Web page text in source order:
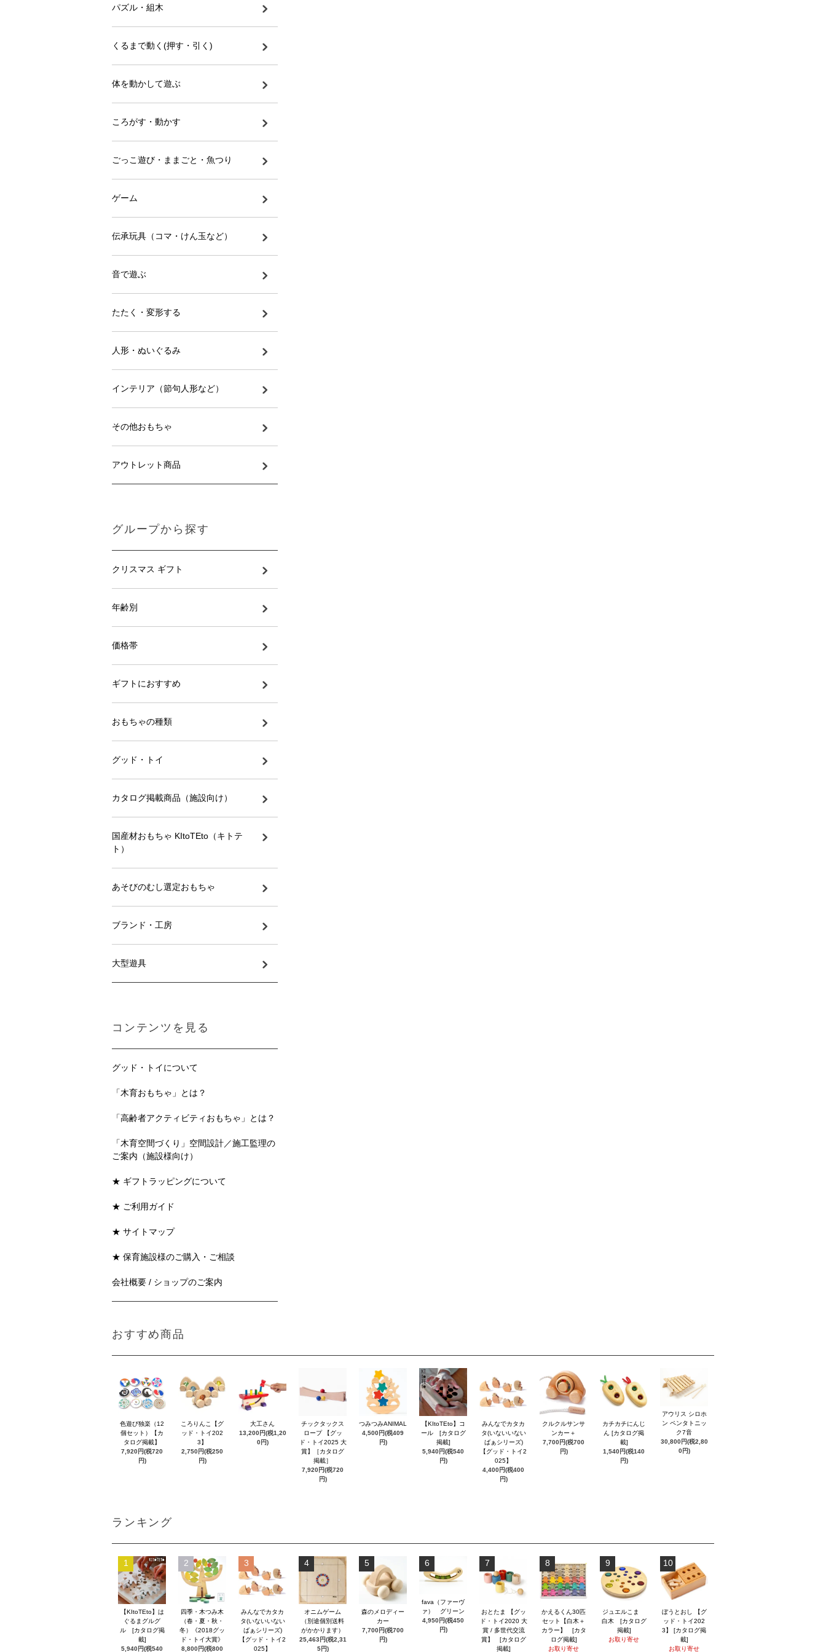
パズル・組木
くるまで動く(押す・引く)
体を動かして遊ぶ
ころがす・動かす
ごっこ遊び・ままごと・魚つり
ゲーム
伝承玩具（コマ・けん玉など）
音で遊ぶ
たたく・変形する
人形・ぬいぐるみ
インテリア（節句人形など）
その他おもちゃ
アウトレット商品
グループから探す
クリスマス ギフト
年齢別
価格帯
ギフトにおすすめ
おもちゃの種類
グッド・トイ
カタログ掲載商品（施設向け）
国産材おもちゃ KItoTEto（キトテ
ト）
あそびのむし選定おもちゃ
ブランド・工房
大型遊具
コンテンツを見る
グッド・トイについて
「木育おもちゃ」とは？
「高齢者アクティビティおもちゃ」とは？
「木育空間づくり」空間設計／施工監理の
ご案内（施設様向け）
★ ギフトラッピングについて
★ ご利用ガイド
★ サイトマップ
★ 保育施設様のご購入・ご相談
会社概要 / ショップのご案内
おすすめ商品
色遊び独楽（12
個セット）【カ
タログ掲載】
7,920円(税720
円)
ころりんこ【グ
ッド・トイ202
3】
2,750円(税250
円)
大工さん
13,200円(税1,20
0円)
チックタックス
ロープ 【グッ
ド・トイ2025 大
賞】［カタログ
掲載］
7,920円(税720
円)
つみつみANIMAL
4,500円(税409
円)
【KItoTEto】コ
ール [カタログ
掲載]
5,940円(税540
円)
みんなでカタカ
タ(いないいない
ばぁシリーズ)
【グッド・トイ2
025】
4,400円(税400
円)
クルクルサンサ
ンカー＋
7,700円(税700
円)
カチカチにんじ
ん [カタログ掲
載]
1,540円(税140
円)
アウリス シロホ
ン ペンタトニッ
ク7音
30,800円(税2,80
0円)
ランキング
1
【KItoTEto】は
ぐるまグルグ
ル [カタログ掲
載]
5,940円(税540
2
四季・木つみ木
（春・夏・秋・
冬）《2018グッ
ド・トイ大賞》
8,800円(税800
3
みんなでカタカ
タ(いないいない
ばぁシリーズ)
【グッド・トイ2
025】
4
オニムゲーム
（別途個別送料
がかかります）
25,463円(税2,31
5円)
5
森のメロディー
カー
7,700円(税700
円)
6
fava（ファーヴ
ァ） グリーン
4,950円(税450
円)
7
おとたま 【グッ
ド・トイ2020 大
賞 / 多世代交流
賞】 [カタログ
掲載]
8
かえるくん30匹
セット【白木＋
カラー】 [カタ
ログ掲載]
お取り寄せ
9
ジュエルこま
白木 [カタログ
掲載]
お取り寄せ
10
ぼうとおし 【グ
ッド・トイ202
3】 [カタログ掲
載]
お取り寄せ